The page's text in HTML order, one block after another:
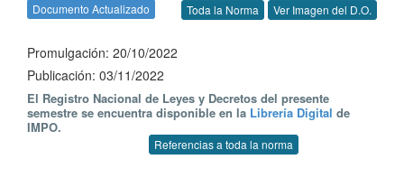
Documento Actualizado Toda la Norma Ver Imagen del D.O.
Promulgación: 20/10/2022
Publicación: 03/11/2022
El Registro Nacional de Leyes y Decretos del presente
semestre se encuentra disponible en la Librería Digital de
IMPO.
Referencias a toda la norma